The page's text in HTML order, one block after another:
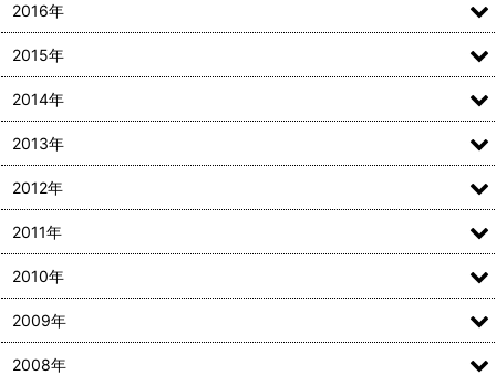
2016年
2015年
2014年
2013年
2012年
2011年
2010年
2009年
2008年